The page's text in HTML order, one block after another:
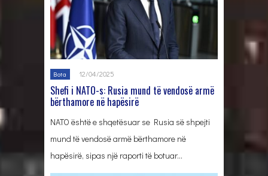
Bota 12/04/2025
Shefi i NATO-s: Rusia mund të vendosë armë
bërthamore në hapësirë
NATO është e shqetësuar se Rusia së shpejti
mund të vendosë armë bërthamore në
hapësirë, sipas një raporti të botuar…